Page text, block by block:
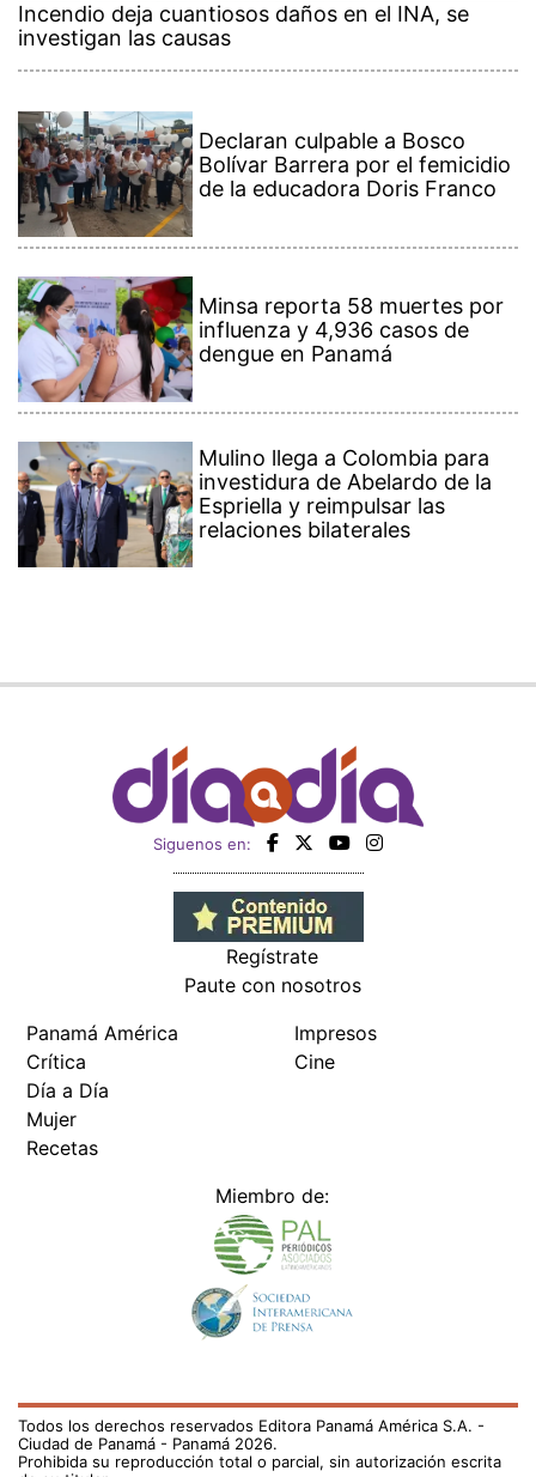
Incendio deja cuantiosos daños en el INA, se
investigan las causas
Declaran culpable a Bosco
Bolívar Barrera por el femicidio
de la educadora Doris Franco
Minsa reporta 58 muertes por
influenza y 4,936 casos de
dengue en Panamá
Mulino llega a Colombia para
investidura de Abelardo de la
Espriella y reimpulsar las
relaciones bilaterales
Siguenos en:
Regístrate
Paute con nosotros
Panamá América
Crítica
Día a Día
Mujer
Recetas
Impresos
Cine
Miembro de:
Todos los derechos reservados Editora Panamá América S.A. -
Ciudad de Panamá - Panamá 2026.
Prohibida su reproducción total o parcial, sin autorización escrita